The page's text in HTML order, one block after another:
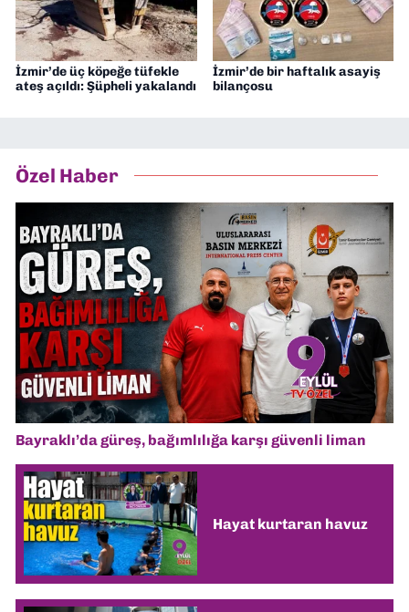
İzmir’de üç köpeğe tüfekle
ateş açıldı: Şüpheli yakalandı
İzmir’de bir haftalık asayiş
bilançosu
Özel Haber
Bayraklı’da güreş, bağımlılığa karşı güvenli liman
Hayat kurtaran havuz